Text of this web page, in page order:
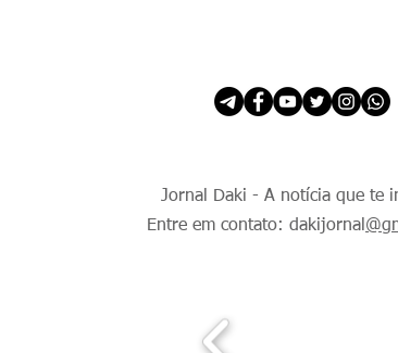
Jornal Daki - A notícia que te
Entre em contato: dakijornal